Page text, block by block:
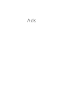
Ads